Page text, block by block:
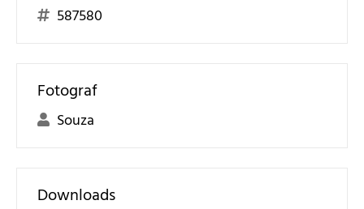
587580
Fotograf
Souza
Downloads